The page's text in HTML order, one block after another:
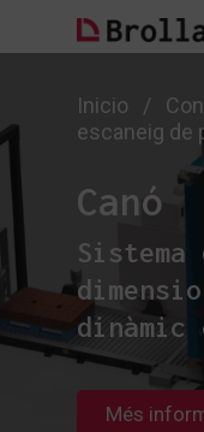
Inicio /
escaneig de
Canó
Sistema
dinàmic
Més